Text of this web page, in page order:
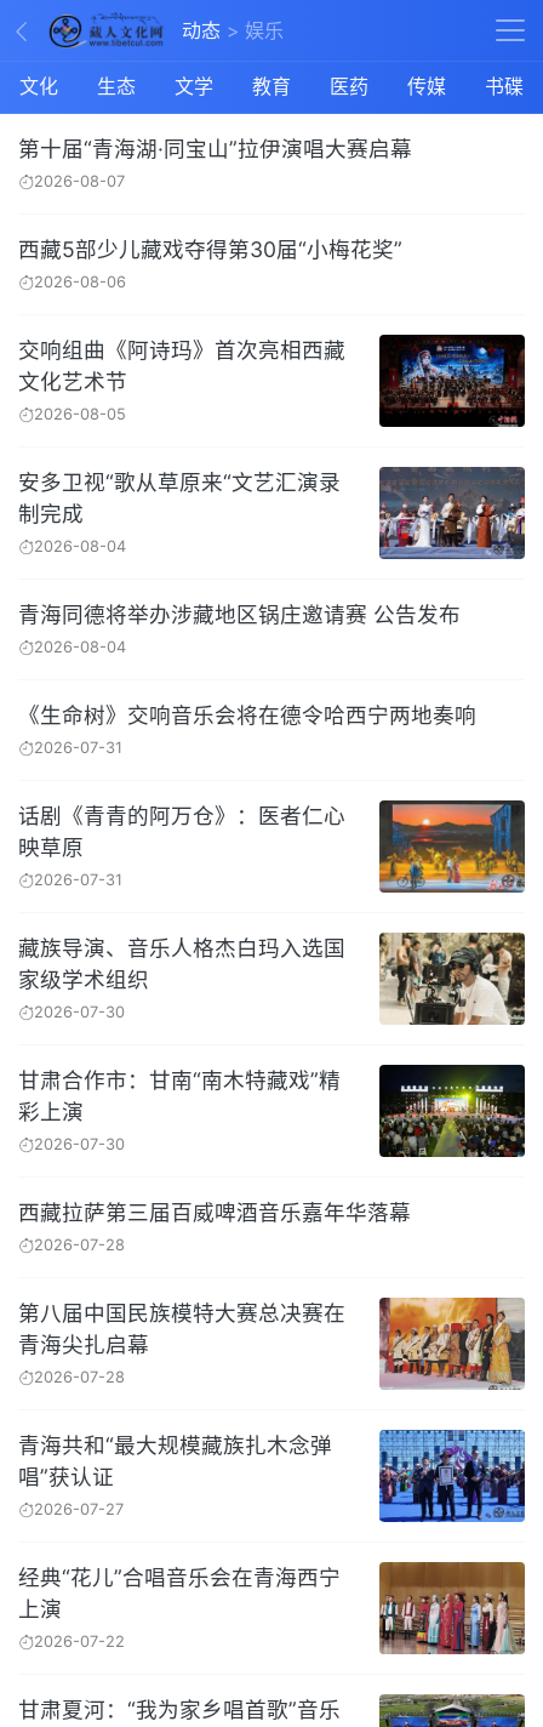
动态 娱乐
文化 生态 文学 教育 医药 传媒 书碟
第十届“青海湖·同宝山”拉伊演唱大赛启幕
2026-08-07
西藏5部少儿藏戏夺得第30届“小梅花奖”
2026-08-06
交响组曲《阿诗玛》首次亮相西藏
文化艺术节
2026-08-05
安多卫视“歌从草原来“文艺汇演录
制完成
2026-08-04
青海同德将举办涉藏地区锅庄邀请赛 公告发布
2026-08-04
《生命树》交响音乐会将在德令哈西宁两地奏响
2026-07-31
话剧《青青的阿万仓》：医者仁心
映草原
2026-07-31
藏族导演、音乐人格杰白玛入选国
家级学术组织
2026-07-30
甘肃合作市：甘南“南木特藏戏”精
彩上演
2026-07-30
西藏拉萨第三届百威啤酒音乐嘉年华落幕
2026-07-28
第八届中国民族模特大赛总决赛在
青海尖扎启幕
2026-07-28
青海共和“最大规模藏族扎木念弹
唱”获认证
2026-07-27
经典“花儿”合唱音乐会在青海西宁
上演
2026-07-22
甘肃夏河：“我为家乡唱首歌”音乐